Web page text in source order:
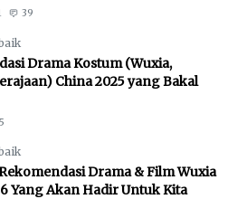
39
Drama Kostum (Wuxia,
China 2025 yang Bakal
Drama & Film Wuxia
Yang Akan Hadir Untuk Kita